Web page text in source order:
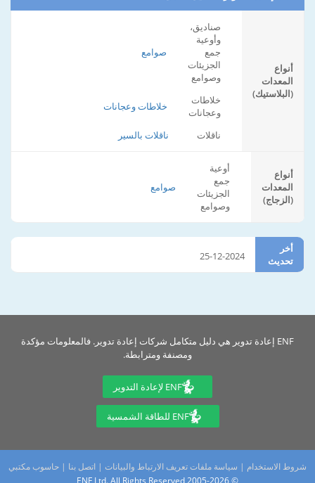
أنواع
المعدات
(البلاستيك)
صناديق،
وأوعية
جمع
الجزيئات
وصوامع
صوامع
خلاطات
وعجانات
خلاطات وعجانات
ناقلات ناقلات بالسير
أنواع
المعدات
(الزجاج)
أوعية
جمع
الجزيئات
وصوامع
صوامع
أخر
تحديث
25-12-2024
ENF إعادة تدوير هي دليل متكامل شركات إعادة تدوير. فالمعلومات مؤكدة
ومصنفة ومترابطة.
ENF لإعادة التدوير
ENF للطاقة الشمسية
شروط الاستخدام | سياسة ملفات تعريف الارتباط والبيانات | اتصل بنا | حاسوب مكتبي
© 2005-2026 ENF Ltd. All Rights Reserved